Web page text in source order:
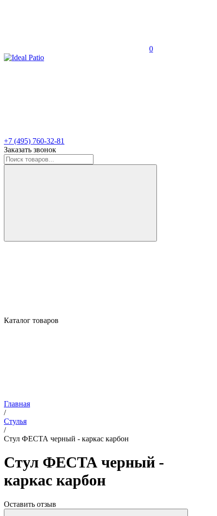
0
+7 (495) 760-32-81
Заказать звонок
Каталог товаров
Главная
/
Стулья
/
Стул ФЕСТА черный - каркас карбон
Стул ФЕСТА черный -
каркас карбон
Оставить отзыв